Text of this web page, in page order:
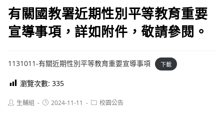
有關國教署近期性別平等教育重要
宣導事項，詳如附件，敬請參閱。
1131011-有關近期性別平等教育重要宣導事項 下載
瀏覽次數: 335
Post生輔組
Post2024-11-11
Post校園公告